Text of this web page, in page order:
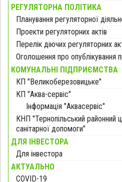
РЕГУЛЯТОРНА ПОЛІТИКА
Планування регуляторної
Проекти регуляторних актів
Перелік діючих регуляторних
Оголошення про опублікування
КОМУНАЛЬНІ ПІДПРИЄМСТВА
КП "Великоберезовицьке"
КП "Аква-сервіс"
Інформація "Аквасервіс"
КНП "Тернопільський районний
санітарної допомоги"
ДЛЯ ІНВЕСТОРА
Для інвестора
АКТУАЛЬНО
COVID-19